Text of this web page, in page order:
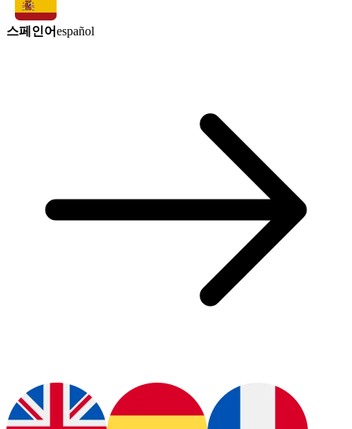
스페인어español